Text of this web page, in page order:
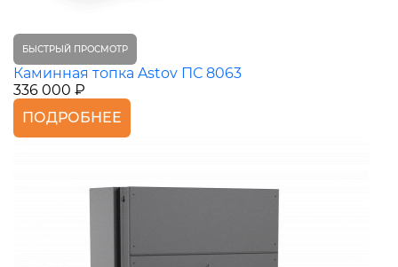
БЫСТРЫЙ ПРОСМОТР
Каминная топка Astov ПС 8063
336 000 ₽
ПОДРОБНЕЕ